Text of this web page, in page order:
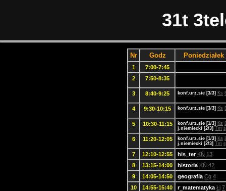
31t
Nr Godz Poniedziałek
1
7:00-7:45
2
7:50-8:35
3 8:40-9:25 konf.urz.sie [3/3] Ks
4 9:30-10:15 konf.urz.sie [3/3] Ks
5 10:30-11:15 konf.urz.sie [1/3] Ks
j.niemiecki [2/3] Tm
6 11:20-12:05 konf.urz.sie [1/3] Ks
j.niemiecki [2/3] Tm
7 12:10-12:55 his_ter KŃ 13
8
13:15-14:00 historia KŃ 42
9
14:05-14:50 geografia Cg 4
10
14:55-15:40 r_matematyka Łj 7